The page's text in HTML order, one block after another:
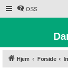
OSS
Hjem Forside